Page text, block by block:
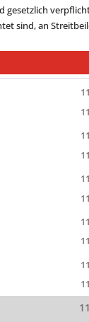
gesetzlich
sind, an